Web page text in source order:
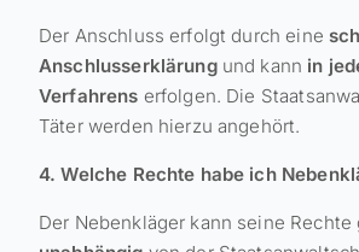
Der Anschluss erfolgt durch eine
Anschlusserklärungund kann in
Verfahrens erfolgen. Die
Täter werden hierzu angehört.
4. Welche Rechte habe ich
Der Nebenkläger kann seine